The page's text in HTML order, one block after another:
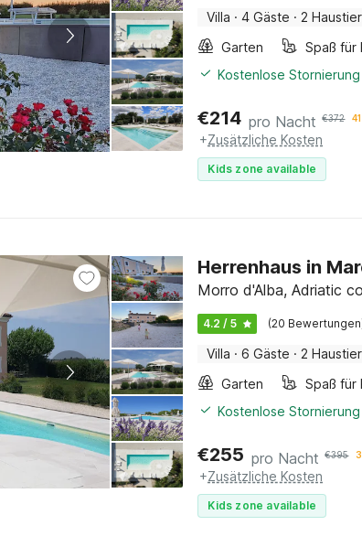
Villa · 4 Gäste · 2
Garten
Kostenlose
€214 pro Nacht €372
+Zusätzliche Kosten
Kids zone available
Herrenhaus in
Morro d'Alba, Adriatic
4.2 / 5 (20
Villa · 6 Gäste · 2
Garten
Kostenlose
€255 pro Nacht €395
+Zusätzliche Kosten
Kids zone available